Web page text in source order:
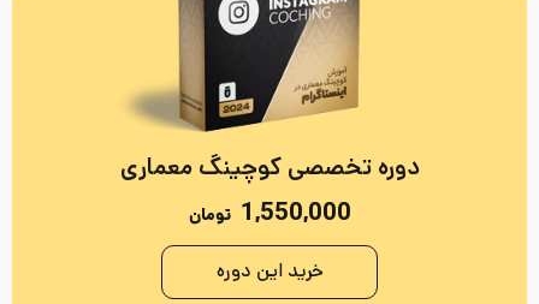
دوره تخصصی کوچینگ معماری
1,550,000 تومان
خرید این دوره